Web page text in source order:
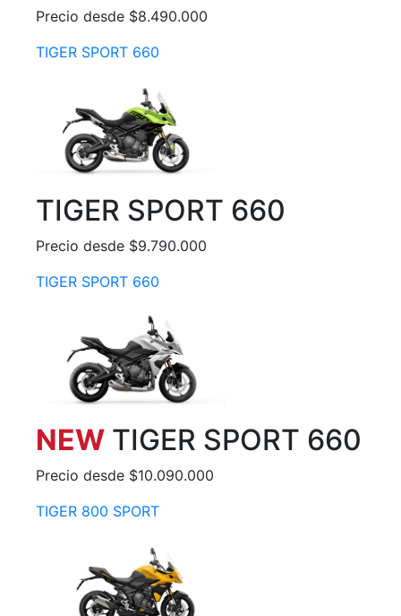
Precio desde $8.490.000
TIGER SPORT 660
TIGER SPORT 660
Precio desde $9.790.000
TIGER SPORT 660
NEW TIGER SPORT 660
Precio desde $10.090.000
TIGER 800 SPORT